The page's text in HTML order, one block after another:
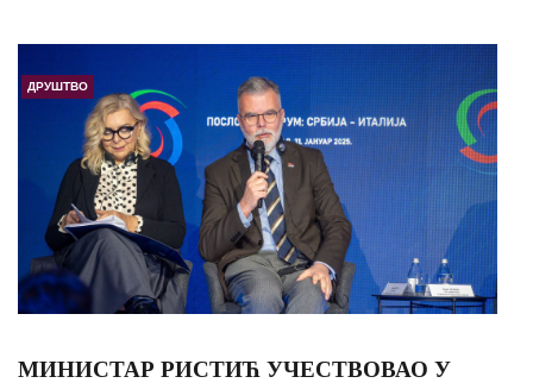
ДРУШТВО
МИНИСТАР РИСТИЋ УЧЕСТВОВАО У